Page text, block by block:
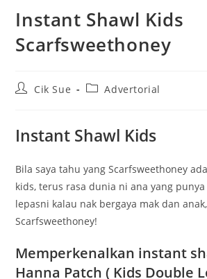
Instant Shawl Kids
Scarfsweethoney
PostCik Sue
PostAdvertorial
Instant Shawl Kids
Bila saya tahu yang Scarfsweethoney
kids, terus rasa dunia ni ana yang punya
lepasni kalau nak bergaya mak dan
Scarfsweethoney!
Memperkenalkan instant
Hanna Patch ( Kids Double